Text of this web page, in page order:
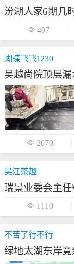
汾湖人家6期几
 407
蝴蝶飞飞1230
吴越尚院顶层漏
 2070
吴江茶趣
瑞景业委会主
 1110
不苦了行不行
绿地太湖东岸竟